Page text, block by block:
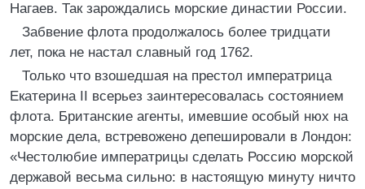
Нагаев. Так зарождались морские династии России.
Забвение флота продолжалось более тридцати
лет, пока не настал славный год 1762.
Только что взошедшая на престол императрица
Екатерина II всерьез заинтересовалась состоянием
флота. Британские агенты, имевшие особый нюх на
морские дела, встревожено депешировали в Лондон:
«Честолюбие императрицы сделать Россию морской
державой весьма сильно: в настоящую минуту ничто